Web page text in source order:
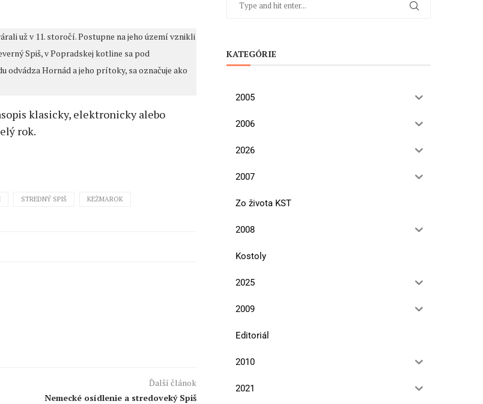
už v 11. storočí. Postupne na jeho území vznikli
Spiš, v Popradskej kotline sa pod
Hornád a jeho prítoky, sa označuje ako
klasicky, elektronicky alebo
rok.
STREDNÝ SPIŠ KEŽMAROK
Ďalší článok
Nemecké osídlenie a stredoveký Spiš
KATEGÓRIE
2005
2006
2026
2007
Zo života KST
2008
Kostoly
2025
2009
Editoriál
2010
2021